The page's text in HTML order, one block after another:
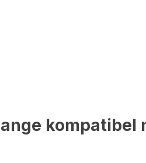
kompatibel